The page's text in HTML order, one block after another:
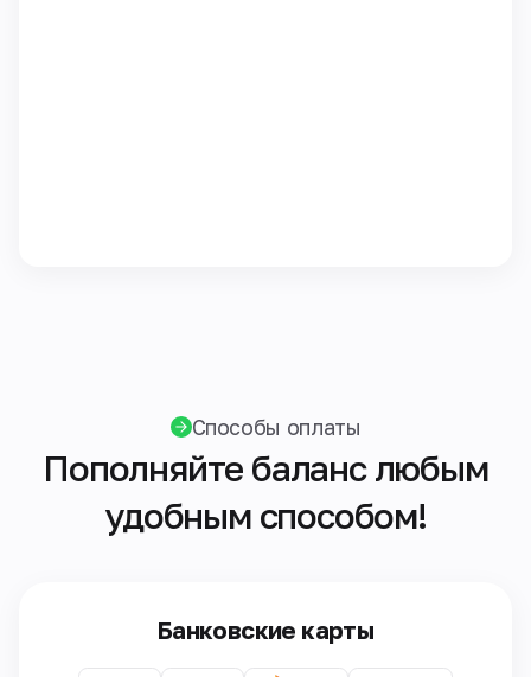
Способы оплаты
Пополняйте баланс любым
удобным способом!
Банковские карты